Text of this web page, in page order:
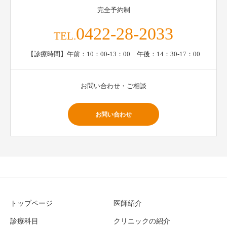
完全予約制
TEL.0422-28-2033
【診療時間】午前：10：00-13：00 午後：14：30-17：00
お問い合わせ・ご相談
お問い合わせ
トップページ 医師紹介
診療科目 クリニックの紹介